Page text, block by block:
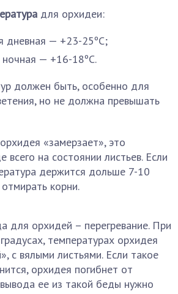
для орхидеи:
дневная — +23-25ºС;
— +16-18ºС.
должен быть, особенно для
но не должна превышать
«замерзает», это
на состоянии листьев. Если
держится дольше 7-10
корни.
для орхидей – перегревание. При
температурах орхидея
с вялыми листьями. Если такое
орхидея погибнет от
ее из такой беды нужно